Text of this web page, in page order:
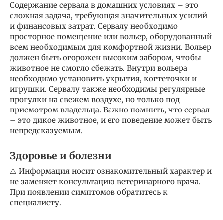
Содержание сервала в домашних условиях – это
сложная задача, требующая значительных усилий
и финансовых затрат. Сервалу необходимо
просторное помещение или вольер, оборудованный
всем необходимым для комфортной жизни. Вольер
должен быть огорожен высоким забором, чтобы
животное не смогло сбежать. Внутри вольера
необходимо установить укрытия, когтеточки и
игрушки. Сервалу также необходимы регулярные
прогулки на свежем воздухе, но только под
присмотром владельца. Важно помнить, что сервал
– это дикое животное, и его поведение может быть
непредсказуемым.
Здоровье и болезни
⚠️ Информация носит ознакомительный характер и
не заменяет консультацию ветеринарного врача.
При появлении симптомов обратитесь к
специалисту.